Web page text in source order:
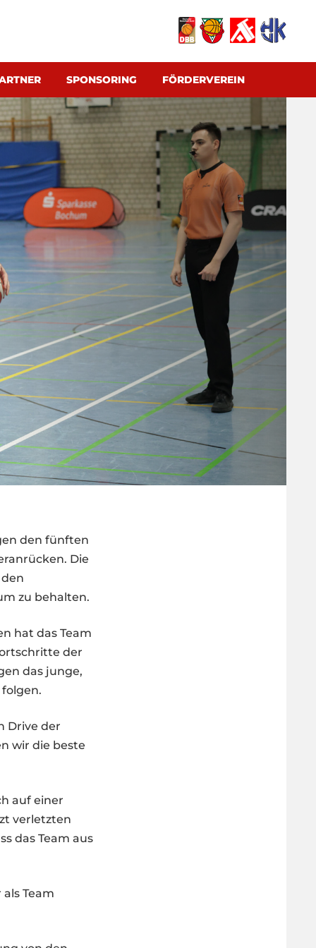
SPONSORING FÖRDERVEREIN
den fünften
Die
zu behalten.
hat das Team
der
das junge,
Drive der
wir die beste
auf einer
verletzten
das Team aus
Team